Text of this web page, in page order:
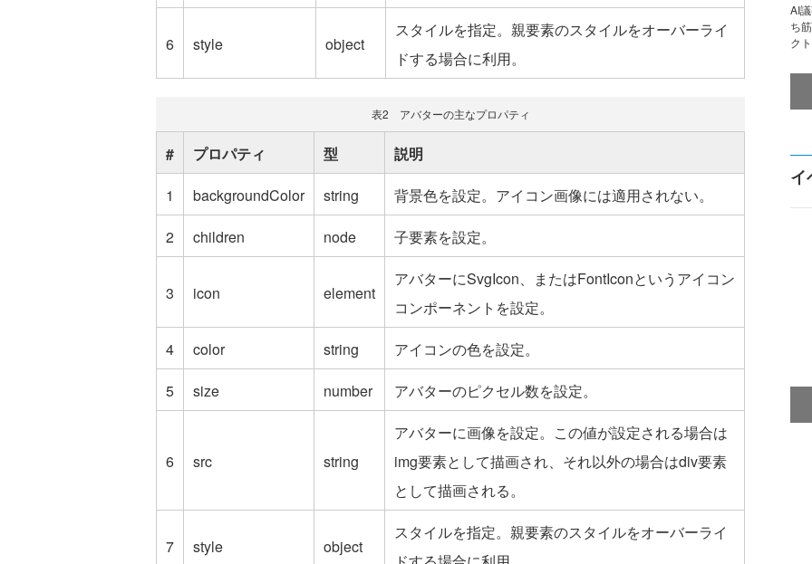
6 style object
スタイルを指定。親要素のスタイルをオーバーライ
ドする場合に利用。
表2 アバターの主なプロパティ
# プロパティ 型
説明
1
backgroundColor string
背景色を設定。アイコン画像には適用されない。
2
children node 子要素を設定。
3 icon element
アバターにSvgIcon、またはFontIconというアイコン
コンポーネントを設定。
4
color string
アイコンの色を設定。
5
size number アバターのピクセル数を設定。
6 src string
アバターに画像を設定。この値が設定される場合は
img要素として描画され、それ以外の場合はdiv要素
として描画される。
7 style object
スタイルを指定。親要素のスタイルをオーバーライ
AI
ち
ク
イ